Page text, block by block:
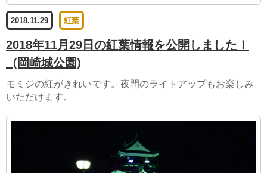
2018.11.29 紅葉
2018年11月29日の紅葉情報を公開しました！
(岡崎城公園)
モミジの紅がきれいです。夜間のライトアップもお楽しみ
いただけます。